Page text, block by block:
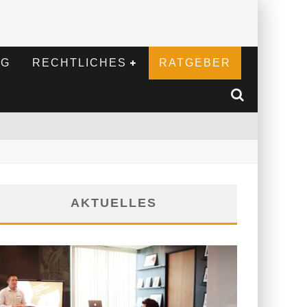
RECHTLICHES RATGEBER
AKTUELLES